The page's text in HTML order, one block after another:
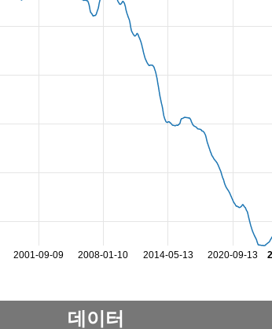
2001-09-09 2008-01-10 2014-05-13 2020-09-13
데이터